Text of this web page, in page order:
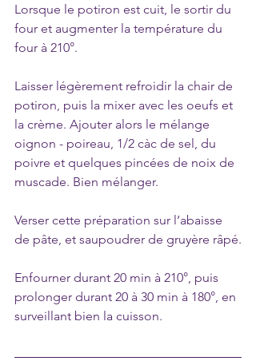
Lorsque le potiron est cuit, le sortir du
four et augmenter la température du
four à 210°.
Laisser légèrement refroidir la chair de
potiron, puis la mixer avec les oeufs et
la crème. Ajouter alors le mélange
oignon - poireau, 1/2 càc de sel, du
poivre et quelques pincées de noix de
muscade. Bien mélanger.
Verser cette préparation sur l’abaisse
de pâte, et saupoudrer de gruyère râpé.
Enfourner durant 20 min à 210°, puis
prolonger durant 20 à 30 min à 180°, en
surveillant bien la cuisson.